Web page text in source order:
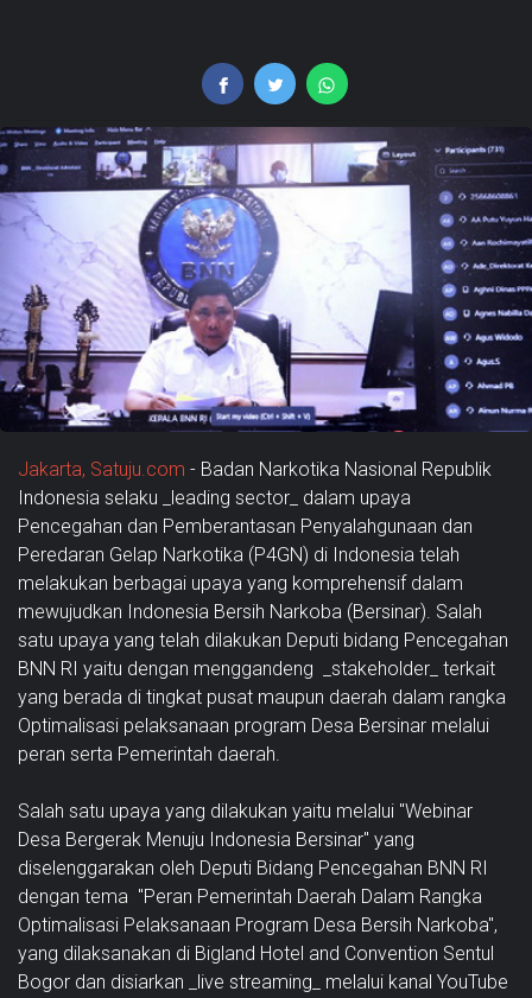
Jakarta, Satuju.com - Badan Narkotika Nasional Republik
Indonesia selaku _leading sector_ dalam upaya
Pencegahan dan Pemberantasan Penyalahgunaan dan
Peredaran Gelap Narkotika (P4GN) di Indonesia telah
melakukan berbagai upaya yang komprehensif dalam
mewujudkan Indonesia Bersih Narkoba (Bersinar). Salah
satu upaya yang telah dilakukan Deputi bidang Pencegahan
BNN RI yaitu dengan menggandeng _stakeholder_ terkait
yang berada di tingkat pusat maupun daerah dalam rangka
Optimalisasi pelaksanaan program Desa Bersinar melalui
peran serta Pemerintah daerah.
Salah satu upaya yang dilakukan yaitu melalui "Webinar
Desa Bergerak Menuju Indonesia Bersinar" yang
diselenggarakan oleh Deputi Bidang Pencegahan BNN RI
dengan tema "Peran Pemerintah Daerah Dalam Rangka
Optimalisasi Pelaksanaan Program Desa Bersih Narkoba",
yang dilaksanakan di Bigland Hotel and Convention Sentul
Bogor dan disiarkan _live streaming_ melalui kanal YouTube